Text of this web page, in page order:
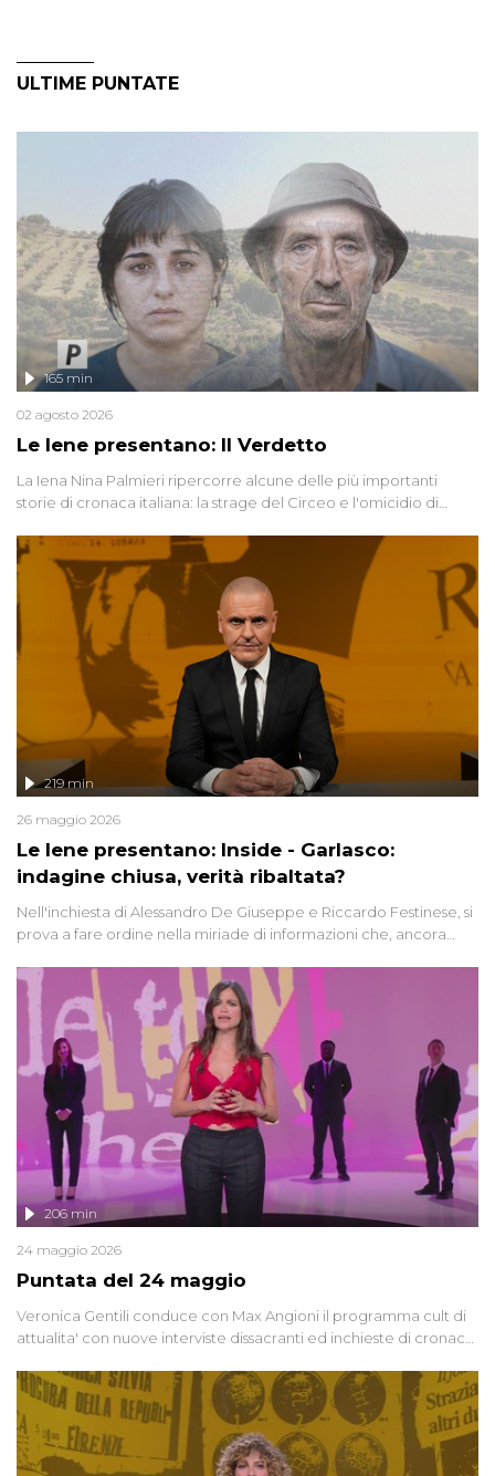
ULTIME PUNTATE
Le Iene presentano: Il Verdetto
165 min
02 agosto 2026
La Iena Nina Palmieri ripercorre alcune delle più importanti
storie di cronaca italiana: la strage del Circeo e l'omicidio di
Le Iene presentano: Inside - Garlasco:
indagine chiusa, verità ribaltata?
219 min
26 maggio 2026
Nell'inchiesta di Alessandro De Giuseppe e Riccardo Festinese, si
prova a fare ordine nella miriade di informazioni che, ancora
giudiziarie più discusse degli ultimi anni. Lo speciale ricostruisce la
vicenda mettendo in fila testimonianze, errori, dettagli
controversi e i protagonisti di un'indagine che sembra non avere
fine.
Puntata del 24 maggio
206 min
24 maggio 2026
Veronica Gentili conduce con Max Angioni il programma cult di
attualita' con nuove interviste dissacranti ed inchieste di cronaca